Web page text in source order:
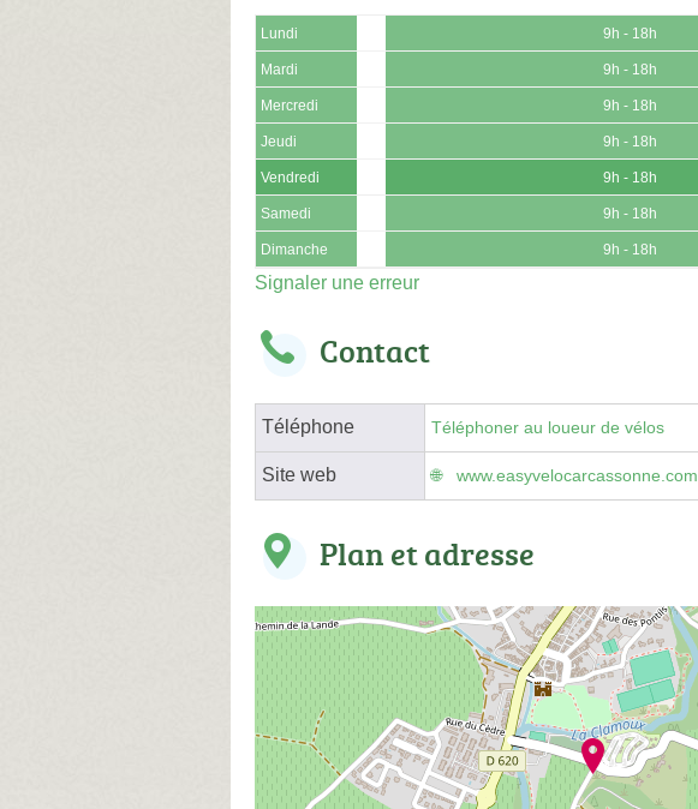
Lundi 9h - 18h
Mardi 9h - 18h
Mercredi 9h - 18h
Jeudi 9h - 18h
Vendredi 9h - 18h
Samedi 9h - 18h
Dimanche 9h - 18h
Signaler une erreur
Contact
Téléphone Téléphoner au loueur de vélos
Site web www.easyvelocarcassonne.com
Plan et adresse